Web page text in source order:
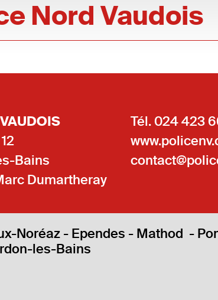
Nord Vaudois
Bains
Dumartheray
Tél. 024 423
Noréaz - Ependes - Mathod -
les-Bains